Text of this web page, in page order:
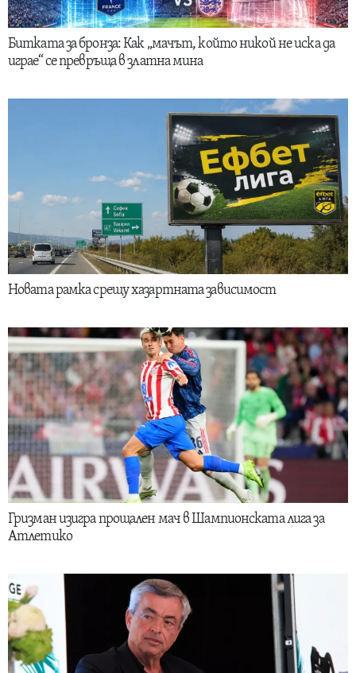
Битката за бронза: Как „мачът, който никой не иска да
играе“ се превръща в златна мина
Новата рамка срещу хазартната зависимост
Гризман изигра прощален мач в Шампионската лига за
Атлетико